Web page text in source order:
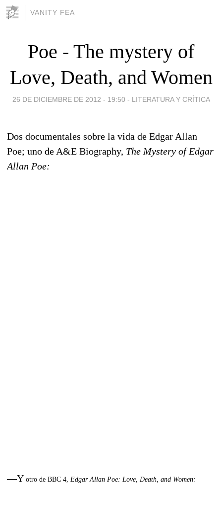
VANITY FEA
Poe - The mystery of
Love, Death, and Women
26 DE DICIEMBRE DE 2012 - 19:50 - LITERATURA Y CRÍTICA
Dos documentales sobre la vida de Edgar Allan
Poe; uno de A&E Biography, The Mystery of Edgar
Allan Poe:
—Y otro de BBC 4, Edgar Allan Poe: Love, Death, and Women: